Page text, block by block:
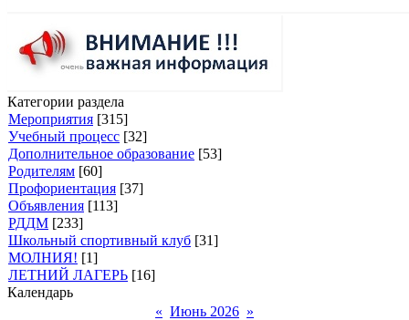
Категории раздела
Мероприятия [315]
Учебный процесс [32]
Дополнительное образование [53]
Родителям [60]
Профориентация [37]
Объявления [113]
РДДМ [233]
Школьный спортивный клуб [31]
МОЛНИЯ! [1]
ЛЕТНИЙ ЛАГЕРЬ [16]
Календарь
« Июнь 2026 »